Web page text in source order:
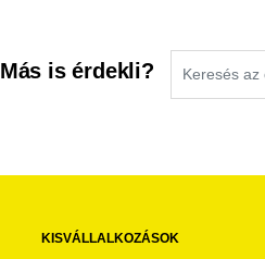
Más is érdekli?
KISVÁLLALKOZÁSOK